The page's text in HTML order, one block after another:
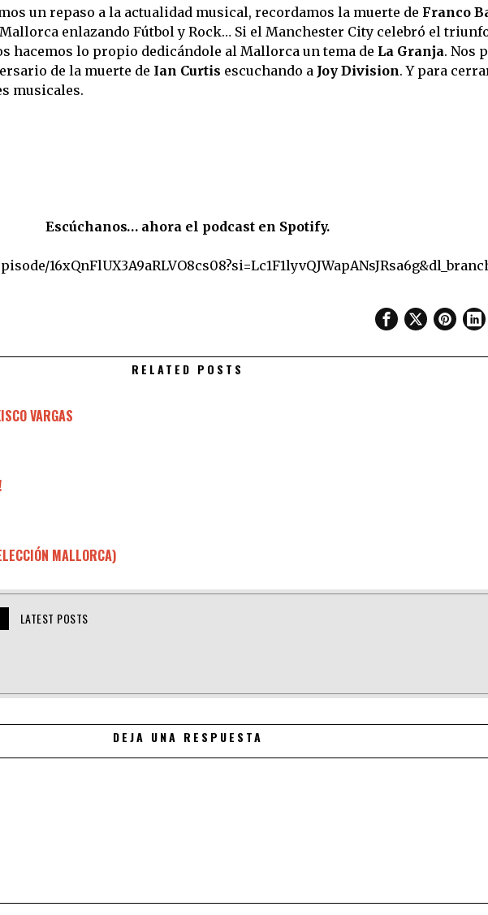
un repaso a la actualidad musical, recordamos la muerte de Franco
enlazando Fútbol y Rock… Si el Manchester City celebró el
hacemos lo propio dedicándole al Mallorca un tema de La Granja. Nos
de la muerte de Ian Curtis escuchando a Joy Division. Y para
musicales.
Escúchanos… ahora el podcast en Spotify.
RELATED POSTS
VARGAS
MALLORCA)
LATEST POSTS
DEJA UNA RESPUESTA